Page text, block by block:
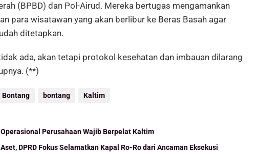
(BPBD) dan Pol-Airud. Mereka bertugas mengamankan
para wisatawan yang akan berlibur ke Beras Basah agar
ditetapkan.
ada, akan tetapi protokol kesehatan dan imbauan dilarang
(**)
Bontang bontang Kaltim
Perusahaan Wajib Berpelat Kaltim
DPRD Fokus Selamatkan Kapal Ro-Ro dari Ancaman Eksekusi